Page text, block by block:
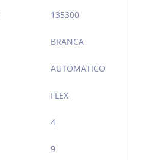
135300
BRANCA
AUTOMATICO
FLEX
4
9